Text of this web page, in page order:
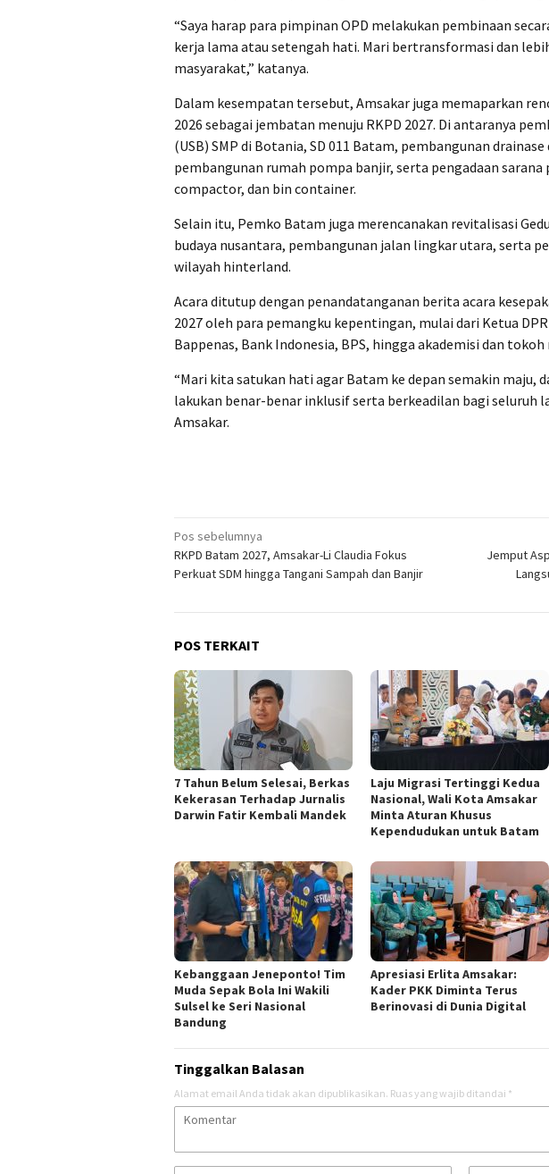
“Saya harap para pimpinan OPD melakukan pembinaan
kerja lama atau setengah hati. Mari bertransformasi dan
masyarakat,” katanya.
Dalam kesempatan tersebut, Amsakar juga memaparkan
2026 sebagai jembatan menuju RKPD 2027. Di antaranya
(USB) SMP di Botania, SD 011 Batam, pembangunan drainase
pembangunan rumah pompa banjir, serta pengadaan
compactor, dan bin container.
Selain itu, Pemko Batam juga merencanakan revitalisasi
budaya nusantara, pembangunan jalan lingkar utara, serta
wilayah hinterland.
Acara ditutup dengan penandatanganan berita acara
2027 oleh para pemangku kepentingan, mulai dari Ketua
Bappenas, Bank Indonesia, BPS, hingga akademisi dan
“Mari kita satukan hati agar Batam ke depan semakin maju,
lakukan benar-benar inklusif serta berkeadilan bagi seluruh
Amsakar.
Navigasi
pos
Pos sebelumnya
RKPD Batam 2027, Amsakar-Li Claudia Fokus
Perkuat SDM hingga Tangani Sampah dan Banjir
Jemput
POS TERKAIT
7 Tahun Belum Selesai, Berkas
Kekerasan Terhadap Jurnalis
Darwin Fatir Kembali Mandek
Laju Migrasi Tertinggi Kedua
Nasional, Wali Kota Amsakar
Minta Aturan Khusus
Kependudukan untuk Batam
Kebanggaan Jeneponto! Tim
Muda Sepak Bola Ini Wakili
Sulsel ke Seri Nasional
Bandung
Apresiasi Erlita Amsakar:
Kader PKK Diminta Terus
Berinovasi di Dunia Digital
Tinggalkan Balasan
Alamat email Anda tidak akan dipublikasikan. Ruas yang wajib ditandai *